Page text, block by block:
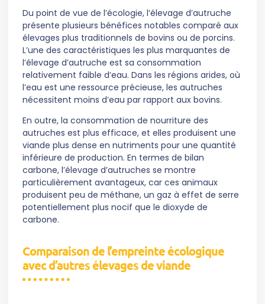
Du point de vue de l’écologie, l’élevage d’autruche
présente plusieurs bénéfices notables comparé aux
élevages plus traditionnels de bovins ou de porcins.
L’une des caractéristiques les plus marquantes de
l’élevage d’autruche est sa consommation
relativement faible d’eau. Dans les régions arides, où
l’eau est une ressource précieuse, les autruches
nécessitent moins d’eau par rapport aux bovins.
En outre, la consommation de nourriture des
autruches est plus efficace, et elles produisent une
viande plus dense en nutriments pour une quantité
inférieure de production. En termes de bilan
carbone, l’élevage d’autruches se montre
particulièrement avantageux, car ces animaux
produisent peu de méthane, un gaz à effet de serre
potentiellement plus nocif que le dioxyde de
carbone.
Comparaison de l’empreinte écologique
avec d’autres élevages de viande